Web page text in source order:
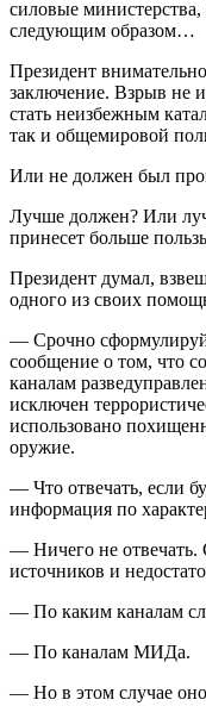
силовые
следующим образом…
Президент
заключение. Взрыв не
стать неизбежным
так и общемировой
Или не должен был
Лучше должен? Или
принесет больше
Президент думал,
одного из своих
— Срочно
сообщение о том, что
каналам
исключен
использовано
оружие.
— Что отвечать, если
информация по
— Ничего не отвечать.
источников и
— По каким каналам
— По каналам МИДа.
— Но в этом случае